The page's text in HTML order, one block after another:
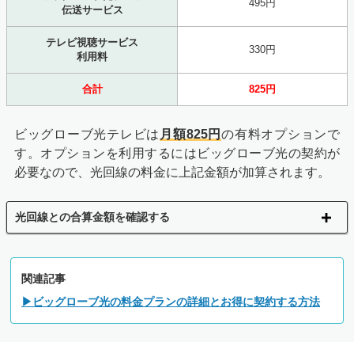
伝送サービス
495円
テレビ視聴サービス
利用料
330円
合計 825円
ビッグローブ光テレビは 月額825円の有料オプションで
す。オプションを利用するにはビッグローブ光の契約が
必要なので、光回線の料金に上記金額が加算されます。
光回線との合算金額を確認する
関連記事
▶ビッグローブ光の料金プランの詳細とお得に契約する方法